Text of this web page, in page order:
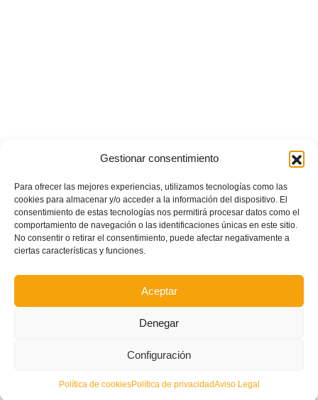
Gestionar consentimiento
Para ofrecer las mejores experiencias, utilizamos tecnologías como las
cookies para almacenar y/o acceder a la información del dispositivo. El
consentimiento de estas tecnologías nos permitirá procesar datos como el
comportamiento de navegación o las identificaciones únicas en este sitio.
No consentir o retirar el consentimiento, puede afectar negativamente a
ciertas características y funciones.
Aceptar
Denegar
Configuración
Política de cookiesPolítica de privacidadAviso Legal